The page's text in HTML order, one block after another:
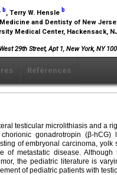
b, Terry W. Hensle b
and Dentisty of New
Medical Center, Hackensack,
29th Street, Apt 1, New York, NY
Références
testicular microlithiasis and a
gonadrotropin (β-
of embryonal carcinoma, yolk
of metastatic disease.
the pediatric literature is
of pediatric patients with